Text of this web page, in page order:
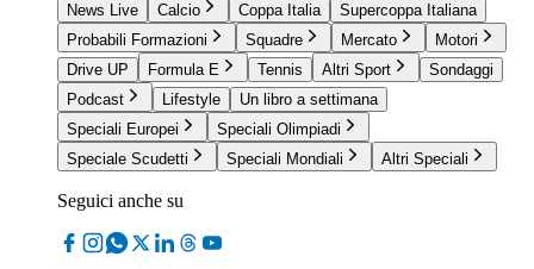
News Live
Calcio Coppa Italia
Supercoppa Italiana
Probabili Formazioni
Squadre Mercato
Motori
Drive UP
Formula E Tennis Altri Sport
Sondaggi
Podcast
Lifestyle
Un libro a settimana
Speciali Europei
Speciali Olimpiadi
Speciale Scudetti
Speciali Mondiali Altri Speciali
Seguici anche su